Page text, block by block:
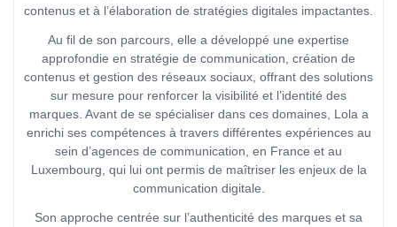
contenus et à l’élaboration de stratégies digitales impactantes.
Au fil de son parcours, elle a développé une expertise
approfondie en stratégie de communication, création de
contenus et gestion des réseaux sociaux, offrant des solutions
sur mesure pour renforcer la visibilité et l’identité des
marques. Avant de se spécialiser dans ces domaines, Lola a
enrichi ses compétences à travers différentes expériences au
sein d’agences de communication, en France et au
Luxembourg, qui lui ont permis de maîtriser les enjeux de la
communication digitale.
Son approche centrée sur l’authenticité des marques et sa